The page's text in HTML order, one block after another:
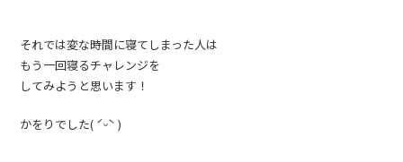
それでは変な時間に寝てしまった人は
もう一回寝るチャレンジを
してみようと思います！
かをりでした( ˊᵕˋ )